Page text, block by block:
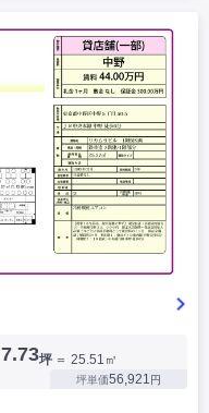
7.73坪 ＝ 25.51㎡
坪単価56,921円